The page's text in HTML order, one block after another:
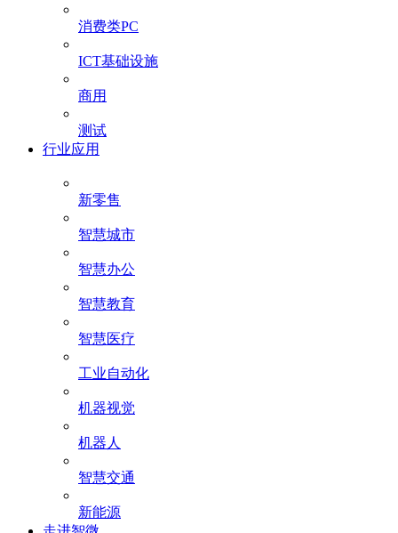
消费类PC
ICT基础设施
商用
测试
行业应用
新零售
智慧城市
智慧办公
智慧教育
智慧医疗
工业自动化
机器视觉
机器人
智慧交通
新能源